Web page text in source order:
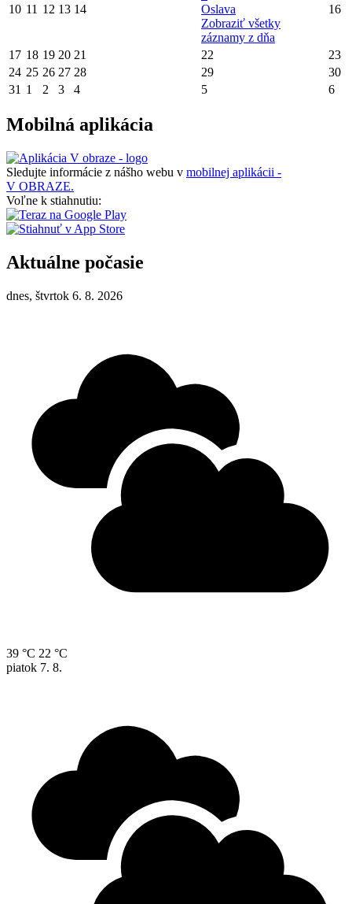
10 11 12 13 14
Oslava
Zobraziť všetky
záznamy z dňa
16
17 18 19 20 21 22
23
24 25 26 27 28 29
30
31 1 2 3 4 5 6
Mobilná aplikácia
Sledujte informácie z nášho webu v mobilnej aplikácii -
V OBRAZE.
Voľne k stiahnutiu:
Aktuálne počasie
dnes, štvrtok 6. 8. 2026
39 °C 22 °C
piatok 7. 8.